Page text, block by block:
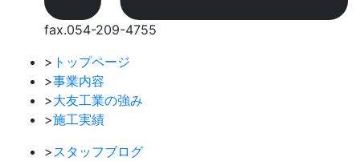
fax.054-209-4755
> トップページ
>事業内容
>大友工業の強み
>施工実績
>スタッフブログ